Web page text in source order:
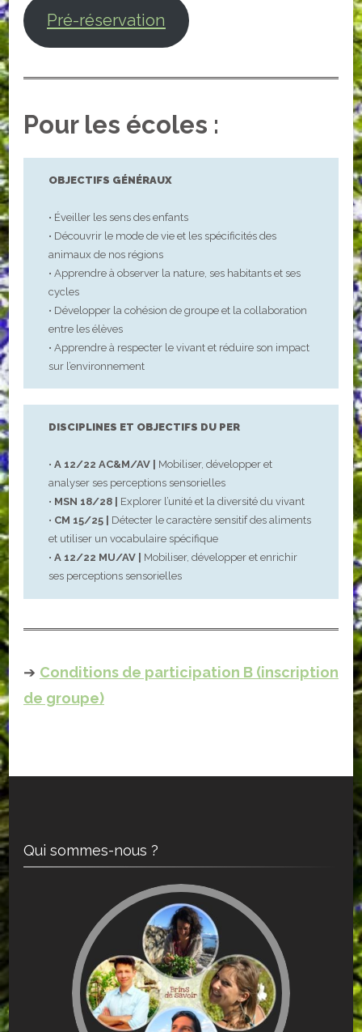
Pré-réservation
Pour les écoles :
OBJECTIFS GÉNÉRAUX
• Éveiller les sens des enfants
• Découvrir le mode de vie et les spécificités des
animaux de nos régions
• Apprendre à observer la nature, ses habitants et ses
cycles
• Développer la cohésion de groupe et la collaboration
entre les élèves
• Apprendre à respecter le vivant et réduire son impact
sur l’environnement
DISCIPLINES ET OBJECTIFS DU PER
• A 12/22 AC&M/AV |
Mobiliser, développer et
analyser ses perceptions sensorielles
• MSN 18/28 |
Explorer l’unité et la diversité du vivant
• CM 15/25 |
Détecter le caractère sensitif des aliments
et utiliser un vocabulaire spécifique
• A 12/22 MU/AV
Mobiliser, développer et enrichir
ses perceptions sensorielles
➔ Conditions de participation B (inscription
de groupe)
Qui sommes-nous ?